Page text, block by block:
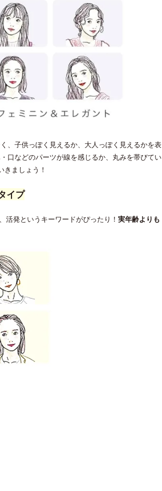
、子供っぽく見えるか、大人っぽく見えるかを表
口などのパーツが線を感じるか、丸みを帯びてい
ましょう！
イプ
発というキーワードがぴったり！ 実年齢よりも